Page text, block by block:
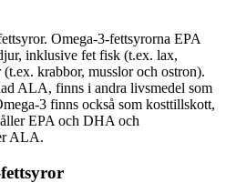
Omega-3-fettsyrorna EPA
inklusive fet fisk (t.ex. lax,
krabbor, musslor och ostron).
ALA, finns i andra livsmedel som
3 finns också som kosttillskott,
EPA och DHA och
ALA.